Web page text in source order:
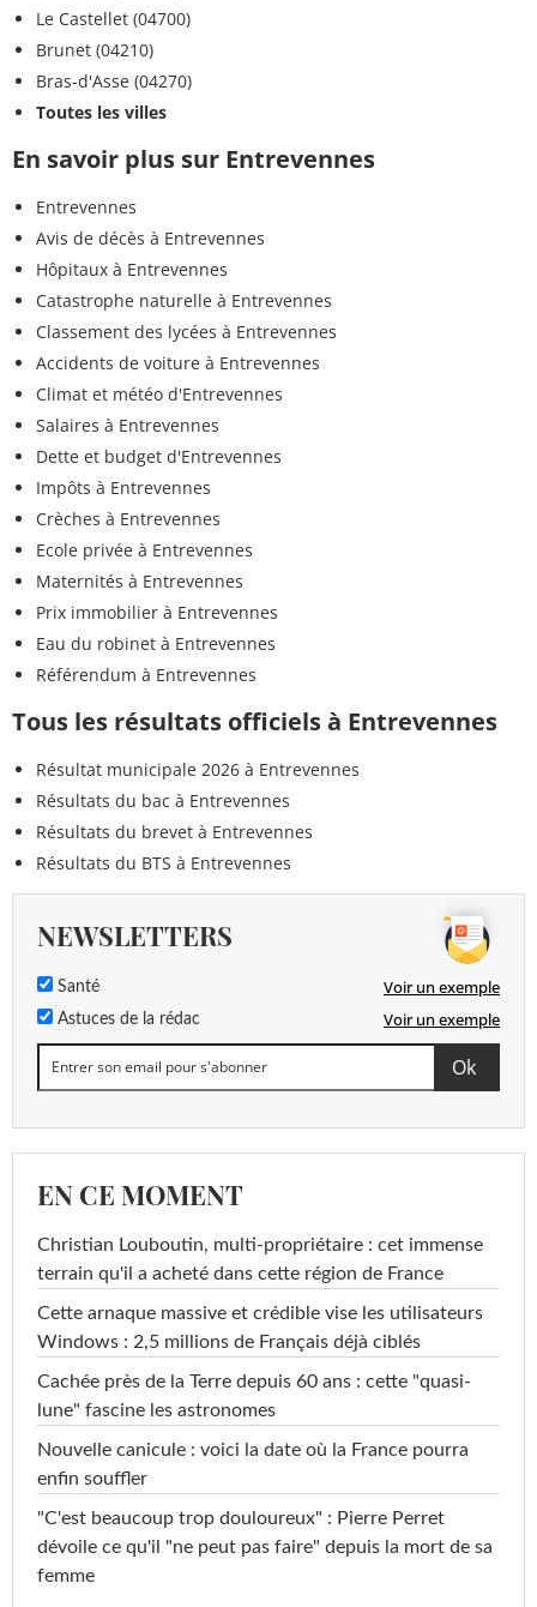
Le Castellet (04700)
Brunet (04210)
Bras-d'Asse (04270)
Toutes les villes
En savoir plus sur Entrevennes
Entrevennes
Avis de décès à Entrevennes
Hôpitaux à Entrevennes
Catastrophe naturelle à Entrevennes
Classement des lycées à Entrevennes
Accidents de voiture à Entrevennes
Climat et météo d'Entrevennes
Salaires à Entrevennes
Dette et budget d'Entrevennes
Impôts à Entrevennes
Crèches à Entrevennes
Ecole privée à Entrevennes
Maternités à Entrevennes
Prix immobilier à Entrevennes
Eau du robinet à Entrevennes
Référendum à Entrevennes
Tous les résultats officiels à Entrevennes
Résultat municipale 2026 à Entrevennes
Résultats du bac à Entrevennes
Résultats du brevet à Entrevennes
Résultats du BTS à Entrevennes
NEWSLETTERS
Santé Voir un exemple
Astuces de la rédac Voir un exemple
EN CE MOMENT
Christian Louboutin, multi-propriétaire : cet immense
terrain qu'il a acheté dans cette région de France
Cette arnaque massive et crédible vise les utilisateurs
Windows : 2,5 millions de Français déjà ciblés
Cachée près de la Terre depuis 60 ans : cette "quasi-
lune" fascine les astronomes
Nouvelle canicule : voici la date où la France pourra
enfin souffler
"C'est beaucoup trop douloureux" : Pierre Perret
dévoile ce qu'il "ne peut pas faire" depuis la mort de sa
femme